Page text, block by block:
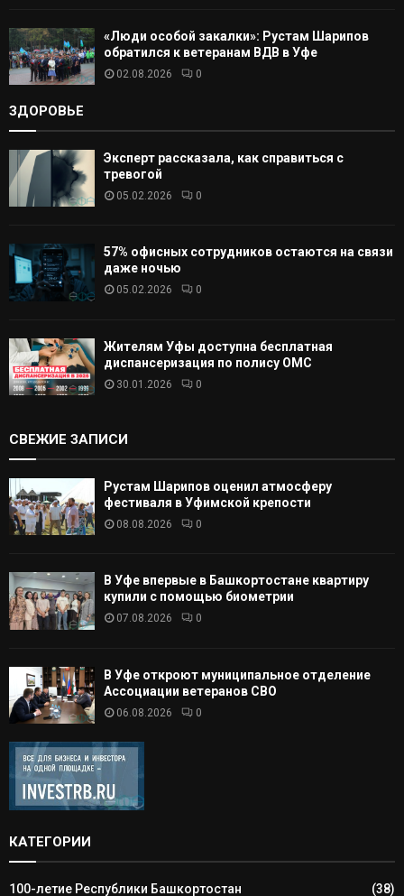
«Люди особой закалки»: Рустам Шарипов
обратился к ветеранам ВДВ в Уфе
02.08.2026 0
ЗДОРОВЬЕ
Эксперт рассказала, как справиться с
тревогой
05.02.2026 0
57% офисных сотрудников остаются на связи
даже ночью
05.02.2026 0
Жителям Уфы доступна бесплатная
диспансеризация по полису ОМС
30.01.2026 0
СВЕЖИЕ ЗАПИСИ
Рустам Шарипов оценил атмосферу
фестиваля в Уфимской крепости
08.08.2026 0
В Уфе впервые в Башкортостане квартиру
купили с помощью биометрии
07.08.2026 0
В Уфе откроют муниципальное отделение
Ассоциации ветеранов СВО
06.08.2026 0
КАТЕГОРИИ
100-летие Республики Башкортостан
(38)